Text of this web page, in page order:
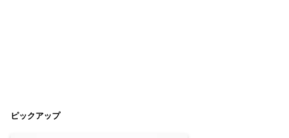
ピックアップ